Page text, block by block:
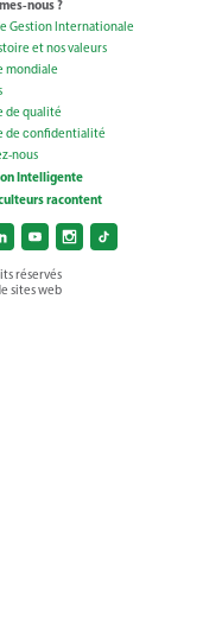
nous ?
Gestion Internationale
et nos valeurs
mondiale
de qualité
de сonfidentialité
nous
Intelligente
racontent
réservés
sites web